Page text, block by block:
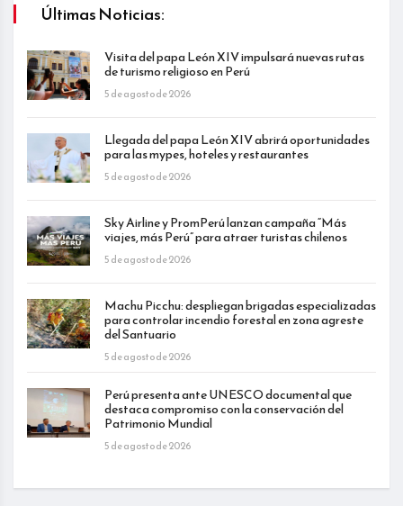
Últimas Noticias:
Visita del papa León XIV impulsará nuevas rutas
de turismo religioso en Perú
5 de agosto de 2026
Llegada del papa León XIV abrirá oportunidades
para las mypes, hoteles y restaurantes
5 de agosto de 2026
Sky Airline y PromPerú lanzan campaña “Más
viajes, más Perú” para atraer turistas chilenos
5 de agosto de 2026
Machu Picchu: despliegan brigadas especializadas
para controlar incendio forestal en zona agreste
del Santuario
5 de agosto de 2026
Perú presenta ante UNESCO documental que
destaca compromiso con la conservación del
Patrimonio Mundial
5 de agosto de 2026